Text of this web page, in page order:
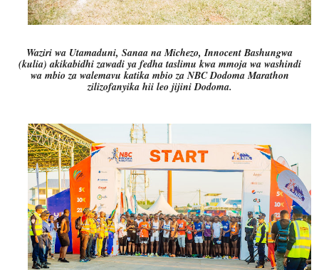
Waziri wa Utamaduni, Sanaa na Michezo, Innocent Bashungwa
(kulia) akikabidhi zawadi ya fedha taslimu kwa mmoja wa washindi
wa mbio za walemavu katika mbio za NBC Dodoma Marathon
zilizofanyika hii leo jijini Dodoma.